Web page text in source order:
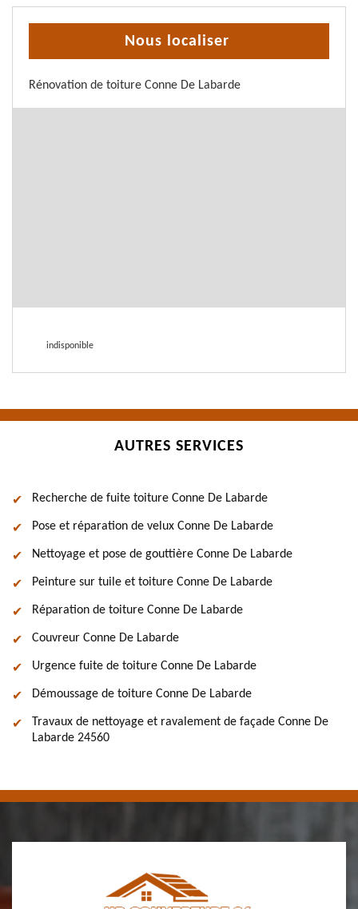
Nous localiser
Rénovation de toiture Conne De Labarde
indisponible
AUTRES SERVICES
Recherche de fuite toiture Conne De Labarde
Pose et réparation de velux Conne De Labarde
Nettoyage et pose de gouttière Conne De Labarde
Peinture sur tuile et toiture Conne De Labarde
Réparation de toiture Conne De Labarde
Couvreur Conne De Labarde
Urgence fuite de toiture Conne De Labarde
Démoussage de toiture Conne De Labarde
Travaux de nettoyage et ravalement de façade Conne De
Labarde 24560